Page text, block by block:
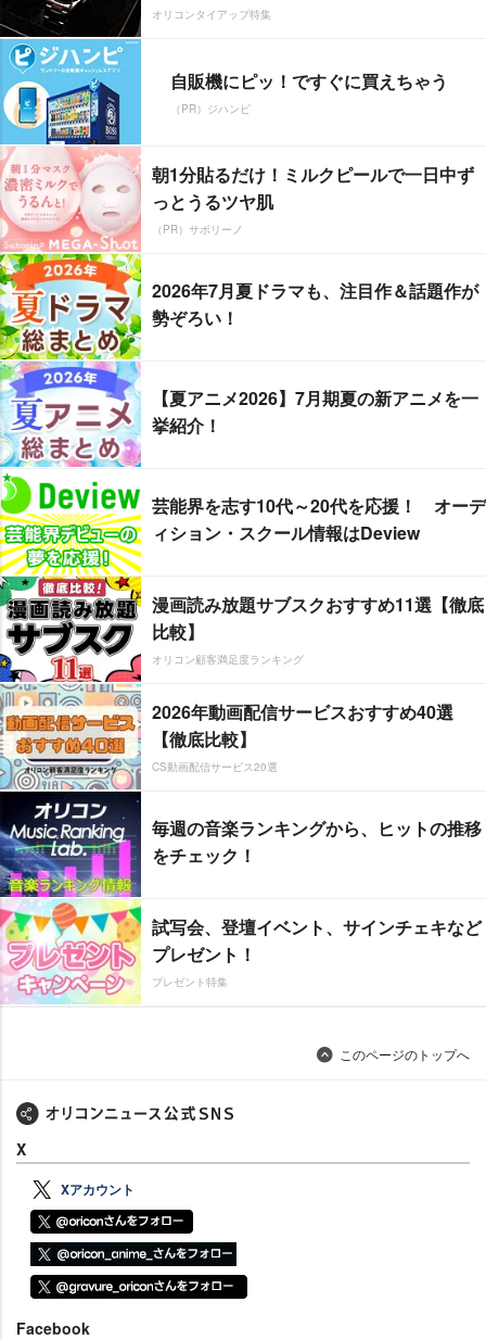
オリコンタイアップ特集
自販機にピッ！ですぐに買えちゃう
（PR）ジハンピ
朝1分貼るだけ！ミルクピールで一日中ず
っとうるツヤ肌
（PR）サボリーノ
2026年7月夏ドラマも、注目作＆話題作が
勢ぞろい！
【夏アニメ2026】7月期夏の新アニメを一
挙紹介！
芸能界を志す10代～20代を応援！ オーデ
ィション・スクール情報はDeview
漫画読み放題サブスクおすすめ11選【徹底
比較】
オリコン顧客満足度ランキング
2026年動画配信サービスおすすめ40選
【徹底比較】
CS動画配信サービス20選
毎週の音楽ランキングから、ヒットの推移
をチェック！
試写会、登壇イベント、サインチェキなど
プレゼント！
プレゼント特集
このページのトップへ
X
Xアカウント
Facebook